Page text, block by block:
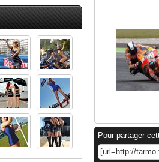
Pour partager